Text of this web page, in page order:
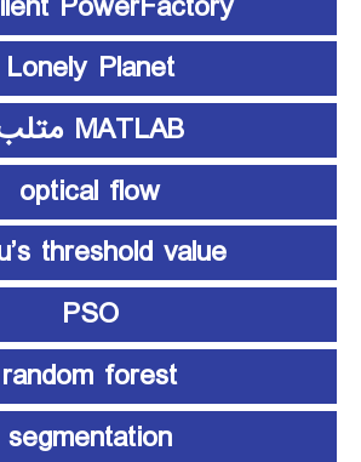
Lonely Planet
MATLAB متلب
optical flow
threshold value
PSO
random forest
segmentation